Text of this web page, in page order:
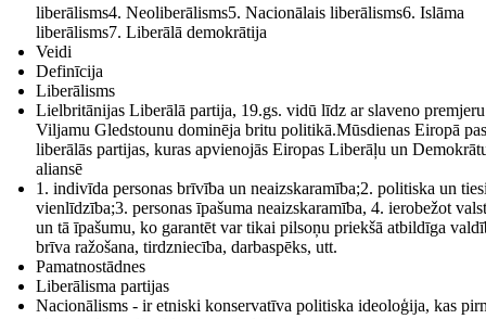
liberālisms4. Neoliberālisms5. Nacionālais liberālisms6. Islāma
liberālisms7. Liberālā demokrātija
Veidi
Definīcija
Liberālisms
Lielbritānijas Liberālā partija, 19.gs. vidū līdz ar slaveno premjeru
Viljamu Gledstounu dominēja britu politikā.Mūsdienas Eiropā
liberālās partijas, kuras apvienojās Eiropas Liberāļu un
aliansē
1. indivīda personas brīvība un neaizskaramība;2. politiska un
vienlīdzība;3. personas īpašuma neaizskaramība, 4. ierobežot
un tā īpašumu, ko garantēt var tikai pilsoņu priekšā atbildīga
brīva ražošana, tirdzniecība, darbaspēks, utt.
Pamatnostādnes
Liberālisma partijas
Nacionālisms - ir etniski konservatīva politiska ideoloģija, kas